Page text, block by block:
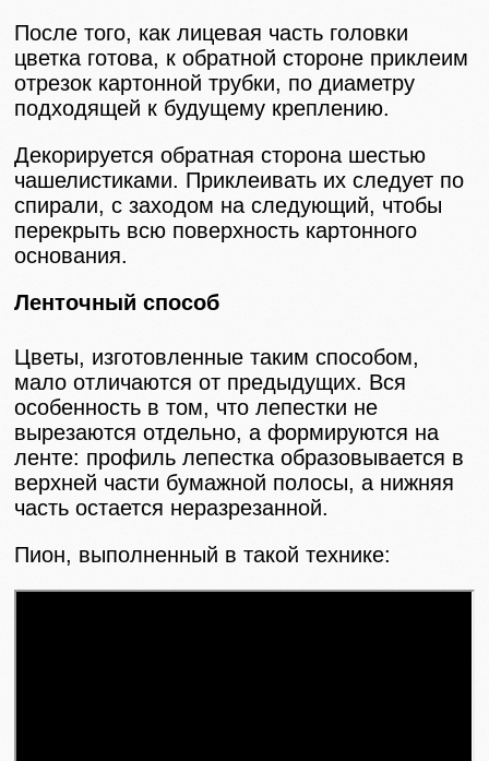
После того, как лицевая часть головки
цветка готова, к обратной стороне приклеим
отрезок картонной трубки, по диаметру
подходящей к будущему креплению.
Декорируется обратная сторона шестью
чашелистиками. Приклеивать их следует по
спирали, с заходом на следующий, чтобы
перекрыть всю поверхность картонного
основания.
Ленточный способ
Цветы, изготовленные таким способом,
мало отличаются от предыдущих. Вся
особенность в том, что лепестки не
вырезаются отдельно, а формируются на
ленте: профиль лепестка образовывается в
верхней части бумажной полосы, а нижняя
часть остается неразрезанной.
Пион, выполненный в такой технике: